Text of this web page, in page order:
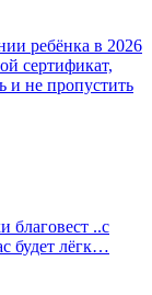
ребёнка в 2026
сертификат,
и не пропустить
благовест ..с
будет лёгк…